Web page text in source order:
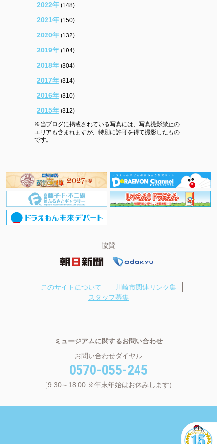
2022年 (148)
2021年 (150)
2020年 (132)
2019年 (194)
2018年 (304)
2017年 (314)
2016年 (310)
2015年 (312)
※当ブログに掲載されている写真には、写真撮影禁止の
エリアも含まれますが、特別に許可を得て撮影したもの
です。
協賛
このサイトについて
川崎市関連リンク集
スタッフ募集
ミュージアムに関するお問い合わせ
お問い合わせダイヤル
0570-055-245
（9:30～18:00 ※年末年始はお休みします）